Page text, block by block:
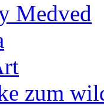
Medved
zum